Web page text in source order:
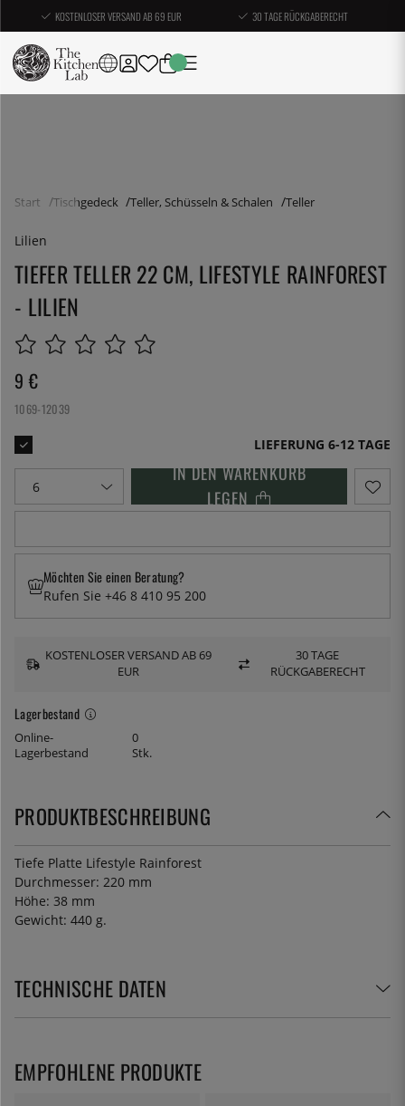
KOSTENLOSER VERSAND AB 69 EUR 30 TAGE RÜCKGABERECHT
Start Tischgedeck Teller, Schüsseln & Schalen Teller
Lilien
TIEFER TELLER 22 CM, LIFESTYLE RAINFOREST
- LILIEN
9 €
1069-12039
LIEFERUNG 6-12 TAGE
IN DEN WARENKORB
LEGEN
Lagerbestand
Online-
Lagerbestand
0
Stk.
Möchten Sie einen Beratung?
Rufen Sie +46 8 410 95 200
KOSTENLOSER VERSAND AB 69
EUR
30 TAGE
RÜCKGABERECHT
PRODUKTBESCHREIBUNG
Tiefe Platte Lifestyle Rainforest
Durchmesser: 220 mm
Höhe: 38 mm
Gewicht: 440 g.
TECHNISCHE DATEN
EMPFOHLENE PRODUKTE